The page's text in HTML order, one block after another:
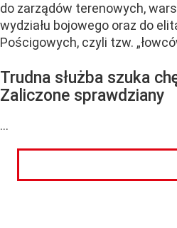
do zarządów terenowych,
wydziału bojowego oraz do
Pościgowych, czyli tzw.
Trudna służba szuka
Zaliczone sprawdziany
...